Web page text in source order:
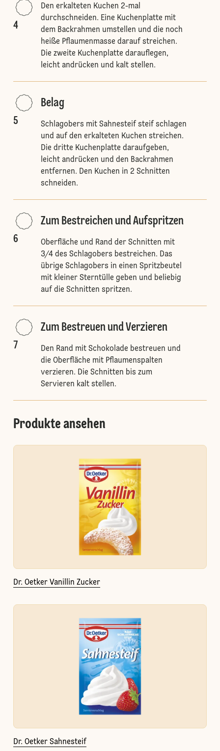
4
Den erkalteten Kuchen 2-mal
durchschneiden. Eine Kuchenplatte mit
dem Backrahmen umstellen und die noch
heiße Pflaumenmasse darauf streichen.
Die zweite Kuchenplatte darauflegen,
leicht andrücken und kalt stellen.
5
Belag
Schlagobers mit Sahnesteif steif schlagen
und auf den erkalteten Kuchen streichen.
Die dritte Kuchenplatte daraufgeben,
leicht andrücken und den Backrahmen
entfernen. Den Kuchen in 2 Schnitten
schneiden.
6
Zum Bestreichen und Aufspritzen
Oberfläche und Rand der Schnitten mit
3/4 des Schlagobers bestreichen. Das
übrige Schlagobers in einen Spritzbeutel
mit kleiner Sterntülle geben und beliebig
auf die Schnitten spritzen.
7
Zum Bestreuen und Verzieren
Den Rand mit Schokolade bestreuen und
die Oberfläche mit Pflaumenspalten
verzieren. Die Schnitten bis zum
Servieren kalt stellen.
Produkte ansehen
Dr. Oetker Vanillin Zucker
Dr. Oetker Sahnesteif